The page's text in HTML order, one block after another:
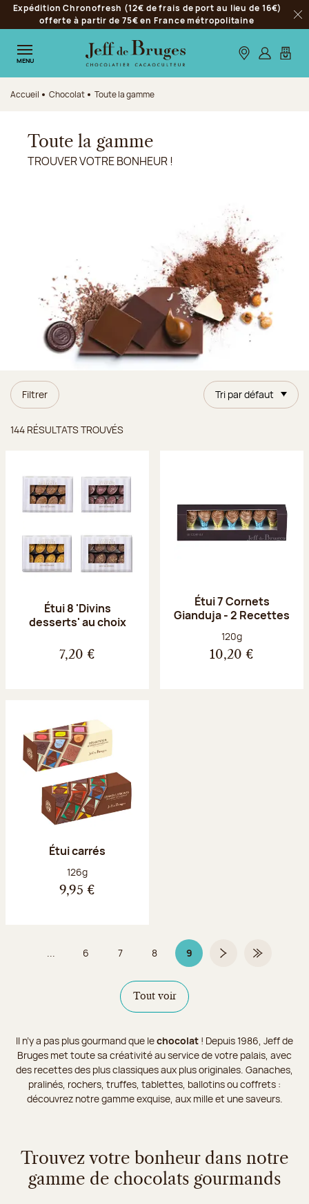
Aller à la navigation
Aller au contenu principal
Aller au pied de page
Expédition Chronofresh (12€ de frais de port au lieu de 16€)
offerte à partir de 75€ en France métropolitaine
MENU Nos boutiques
S’identifier
Mon
Accueil Chocolat Toute la gamme
Toute la gamme
TROUVER VOTRE BONHEUR !
Filtrer Tri par défaut
144 RÉSULTATS TROUVÉS
Étui 8 'Divins
desserts' au choix
7,20 €
Étui 7 Cornets
Gianduja - 2 Recettes
Poids net :
120g
10,20 €
Étui carrés
Poids net :
126g
9,95 €
... Page
6 Page
7 Page
8 9Page 9 sur 9Page suivante
Dernière
Tout voir
Il n’y a pas plus gourmand que lechocolat ! Depuis 1986, Jeff de
Bruges met toute sa créativité au service de votre palais, avec
des recettes des plus classiques aux plus originales. Ganaches,
pralinés, rochers, truffes, tablettes, ballotins ou coffrets :
découvrez notre gamme exquise, aux mille et une saveurs.
Trouvez votre bonheur dans notre
gamme de chocolats gourmands